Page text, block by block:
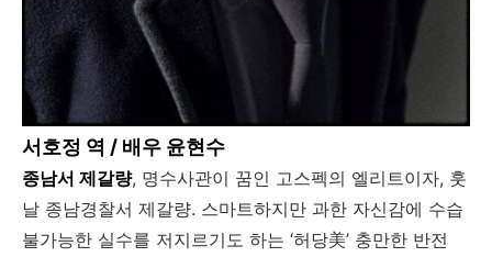
서호정 역 / 배우 윤현수
종남서 제갈량, 명수사관이 꿈인 고스펙의 엘리트이자, 훗
날 종남경찰서 제갈량. 스마트하지만 과한 자신감에 수습
불가능한 실수를 저지르기도 하는 ‘허당美’ 충만한 반전